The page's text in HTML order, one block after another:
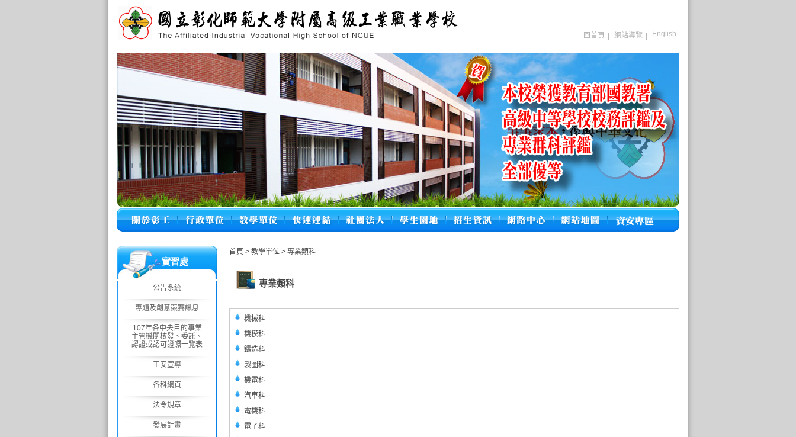
回首頁 網站導覽 English
實習處
公告系統
專題及創意競賽訊息
107年各中央目的事業
主管機關核發、委託、
認證或認可證照一覽表
工安宣導
各科網頁
法令規章
發展計畫
首頁 > 教學單位 > 專業類科
專業類科
機械科
機模科
鑄造科
製圖科
機電科
汽車科
電機科
電子科